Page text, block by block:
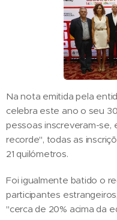
Na nota emitida pela
celebra este ano o seu
pessoas inscreveram-se,
recorde", todas as
21 quilómetros.
Foi igualmente batido o
participantes
"cerca de 20% acima da